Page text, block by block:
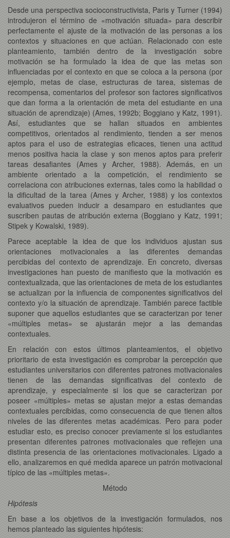
Desde una perspectiva socioconstructivista, Paris y Turner (1994)
introdujeron el término de «motivación situada» para describir
perfectamente el ajuste de la motivación de las personas a los
contextos y situaciones en que actúan. Relacionado con este
planteamiento, también dentro de la investigación sobre
motivación se ha formulado la idea de que las metas son
influenciadas por el contexto en que se coloca a la persona (por
ejemplo, metas de clase, estructuras de tarea, sistemas de
recompensa, comentarios del profesor son factores significativos
que dan forma a la orientación de meta del estudiante en una
situación de aprendizaje) (Ames, 1992b; Boggiano y Katz, 1991).
Así, estudiantes que se hallan situados en ambientes
competitivos, orientados al rendimiento, tienden a ser menos
aptos para el uso de estrategias eficaces, tienen una actitud
menos positiva hacia la clase y son menos aptos para preferir
tareas desafiantes (Ames y Archer, 1988). Además, en un
ambiente orientado a la competición, el rendimiento se
correlaciona con atribuciones externas, tales como la habilidad o
la dificultad de la tarea (Ames y Archer, 1988) y los contextos
evaluativos pueden inducir a desamparo en estudiantes que
suscriben pautas de atribución externa (Boggiano y Katz, 1991;
Stipek y Kowalski, 1989).
Parece aceptable la idea de que los individuos ajustan sus
orientaciones motivacionales a las diferentes demandas
percibidas del contexto de aprendizaje. En concreto, diversas
investigaciones han puesto de manifiesto que la motivación es
contextualizada, que las orientaciones de meta de los estudiantes
se actualizan por la influencia de componentes significativos del
contexto y/o la situación de aprendizaje. También parece factible
suponer que aquellos estudiantes que se caracterizan por tener
«múltiples metas» se ajustarán mejor a las demandas
contextuales.
En relación con estos últimos planteamientos, el objetivo
prioritario de esta investigación es comprobar la percepción que
estudiantes universitarios con diferentes patrones motivacionales
tienen de las demandas significativas del contexto de
aprendizaje, y especialmente si los que se caracterizan por
poseer «múltiples» metas se ajustan mejor a estas demandas
contextuales percibidas, como consecuencia de que tienen altos
niveles de las diferentes metas académicas. Pero para poder
estudiar esto, es preciso conocer previamente si los estudiantes
presentan diferentes patrones motivacionales que reflejen una
distinta presencia de las orientaciones motivacionales. Ligado a
ello, analizaremos en qué medida aparece un patrón motivacional
típico de las «múltiples metas».
Método
Hipótesis
En base a los objetivos de la investigación formulados, nos
hemos planteado las siguientes hipótesis: